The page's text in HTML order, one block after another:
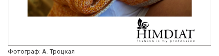
Фотограф: А. Троцкая